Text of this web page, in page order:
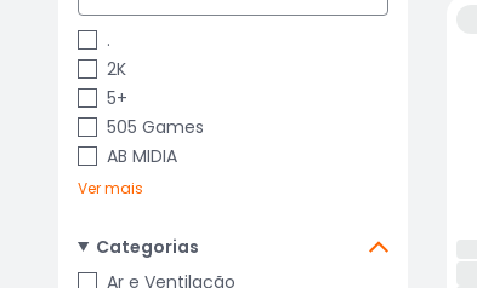
.
2K
5+
505 Games
AB MIDIA
Ver mais
Categorias
Ar e Ventilação